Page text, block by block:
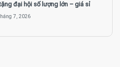
đại hội số lượng lớn – giá sỉ
7, 2026